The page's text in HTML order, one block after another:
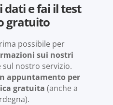
dati e fai il test
gratuito
possibile per
sui nostri
sul nostro servizio.
appuntamento per
gratuita (anche a